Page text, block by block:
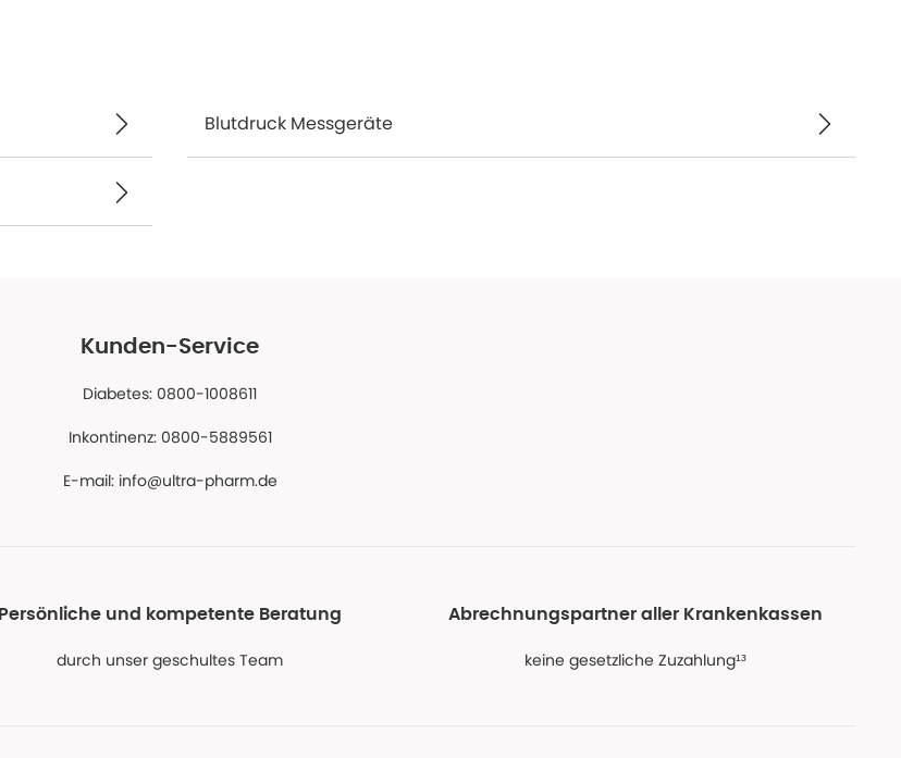
Blutdruck Messgeräte
Kunden-Service
Diabetes: 0800-1008611
Inkontinenz: 0800-5889561
E-mail: info@ultra-pharm.de
Persönliche und kompetente Beratung
durch unser geschultes Team
Abrechnungspartner aller Krankenkassen
keine gesetzliche Zuzahlung¹³